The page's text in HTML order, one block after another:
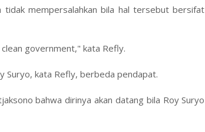
mempersalahkan bila hal tersebut bersifat
government," kata Refly.
Suryo, kata Refly, berbeda pendapat.
bahwa dirinya akan datang bila Roy Suryo